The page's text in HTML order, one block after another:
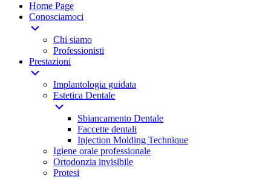
Home Page
Conosciamoci
Chi siamo
Professionisti
Prestazioni
Implantologia guidata
Estetica Dentale
Sbiancamento Dentale
Faccette dentali
Injection Molding Technique
Igiene orale professionale
Ortodonzia invisibile
Protesi